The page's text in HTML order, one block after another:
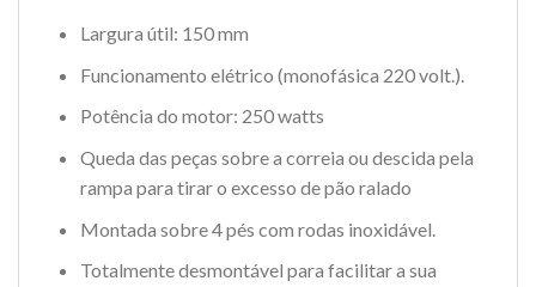
Largura útil: 150 mm
Funcionamento elétrico (monofásica 220 volt.).
Potência do motor: 250 watts
Queda das peças sobre a correia ou descida pela
rampa para tirar o excesso de pão ralado
Montada sobre 4 pés com rodas inoxidável.
Totalmente desmontável para facilitar a sua